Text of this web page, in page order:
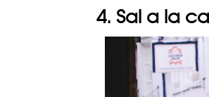
4. Sal a la